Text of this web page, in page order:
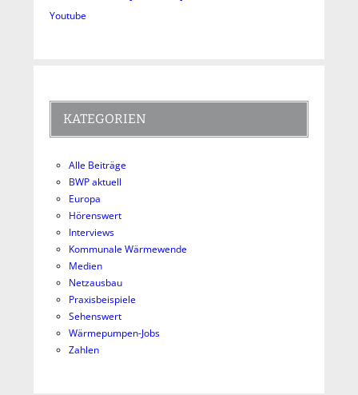
Youtube
KATEGORIEN
Alle Beiträge
BWP aktuell
Europa
Hörenswert
Interviews
Kommunale Wärmewende
Medien
Netzausbau
Praxisbeispiele
Sehenswert
Wärmepumpen-Jobs
Zahlen